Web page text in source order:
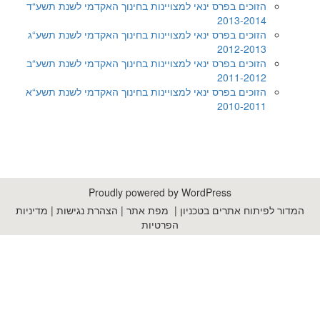
הזוכים בפרס ינאי למצויינות בחינוך האקדמי לשנת תשע“ד
2013-2014
הזוכים בפרס ינאי למצויינות בחינוך האקדמי לשנת תשע“ג
2012-2013
הזוכים בפרס ינאי למצויינות בחינוך האקדמי לשנת תשע“ב
2011-2012
הזוכים בפרס ינאי למצויינות בחינוך האקדמי לשנת תשע“א
2010-2011
Proudly powered by WordPress
המדור לפיתוח אתרים בטכניון | מפת אתר | הצהרת נגישות | מדיניות
הפרטיות